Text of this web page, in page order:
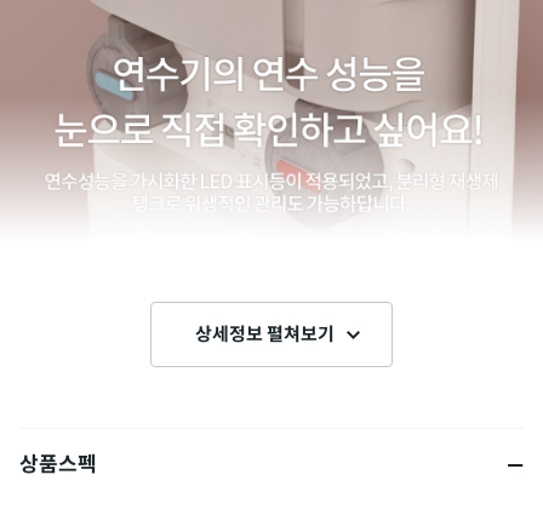
상세정보 펼쳐보기
상품스펙